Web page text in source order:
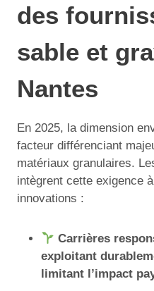
des
sable et
Nantes
En 2025, la dimension
facteur différenciant
matériaux granulaires.
intègrent cette exigence
innovations :
Carrières
exploitant
limitant l’impact